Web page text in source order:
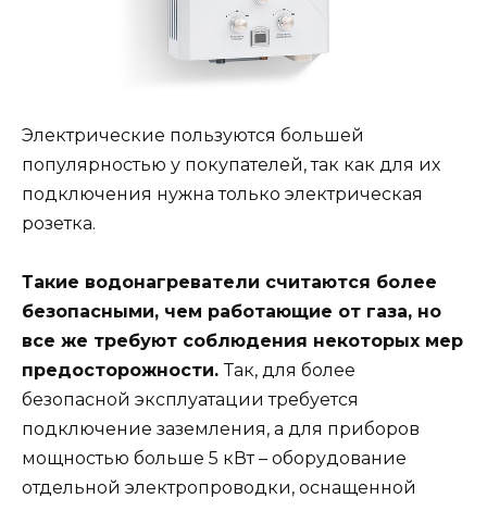
Электрические пользуются большей
популярностью у покупателей, так как для их
подключения нужна только электрическая
розетка.
Такие водонагреватели считаются более
безопасными, чем работающие от газа, но
все же требуют соблюдения некоторых мер
предосторожности.Так, для более
безопасной эксплуатации требуется
подключение заземления, а для приборов
мощностью больше 5 кВт – оборудование
отдельной электропроводки, оснащенной